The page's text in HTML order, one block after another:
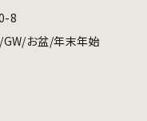
8
お盆/年末年始